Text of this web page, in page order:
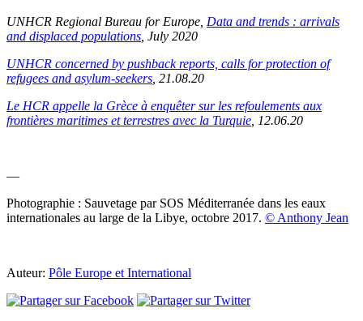
UNHCR Regional Bureau for Europe, Data and trends : arrivals
and displaced populations , July 2020
UNHCR concerned by pushback reports, calls for protection of
refugees and asylum-seekers , 21.08.20
Le HCR appelle la Grèce à enquêter sur les refoulements aux
frontières maritimes et terrestres avec la Turquie , 12.06.20
—
Photographie : Sauvetage par SOS Méditerranée dans les eaux
internationales au large de la Libye, octobre 2017. © Anthony Jean
Auteur: Pôle Europe et International